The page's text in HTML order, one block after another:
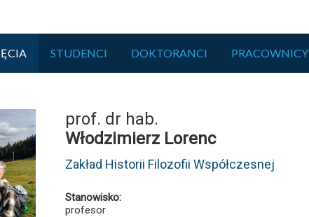
STUDENCI DOKTORANCI PRACOWNICY
prof. dr hab.
Włodzimierz Lorenc
Zakład Historii Filozofii Współczesnej
Stanowisko:
profesor